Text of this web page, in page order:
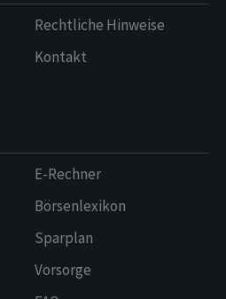
Rechtliche Hinweise
Kontakt
E-Rechner
Börsenlexikon
Sparplan
Vorsorge